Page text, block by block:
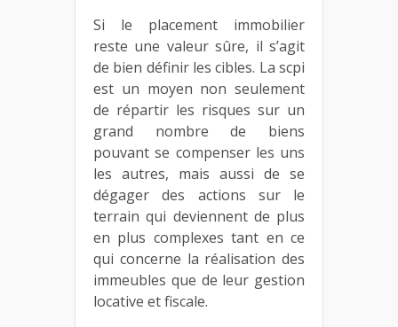
Si le placement immobilier
reste une valeur sûre, il s’agit
de bien définir les cibles. La scpi
est un moyen non seulement
de répartir les risques sur un
grand nombre de biens
pouvant se compenser les uns
les autres, mais aussi de se
dégager des actions sur le
terrain qui deviennent de plus
en plus complexes tant en ce
qui concerne la réalisation des
immeubles que de leur gestion
locative et fiscale.